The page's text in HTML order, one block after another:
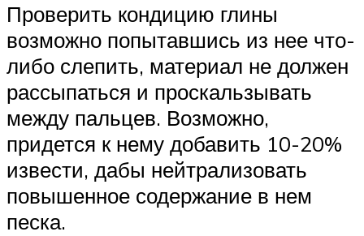
Проверить кондицию глины
возможно попытавшись из нее что-
либо слепить, материал не должен
рассыпаться и проскальзывать
между пальцев. Возможно,
придется к нему добавить 10-20%
извести, дабы нейтрализовать
повышенное содержание в нем
песка.